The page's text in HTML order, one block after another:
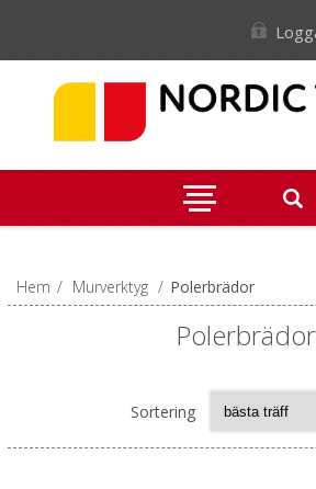
Hem / Murverktyg / Polerbrädor
Polerbrädor
Sortering